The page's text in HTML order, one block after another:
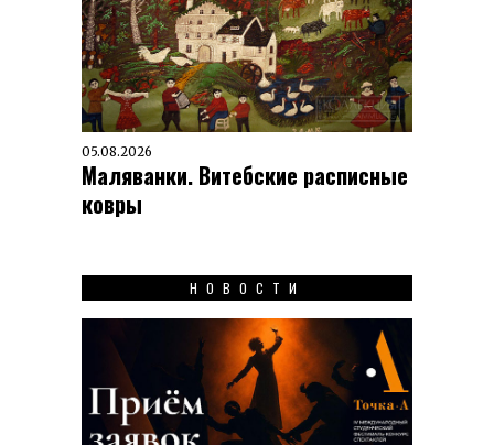
05.08.2026
Маляванки. Витебские расписные
ковры
НОВОСТИ